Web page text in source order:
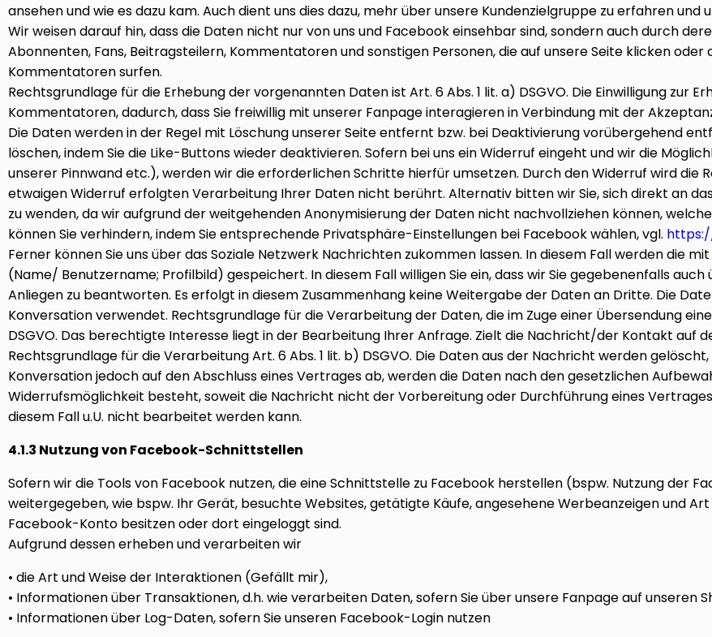
ansehen und wie es dazu kam. Auch dient uns dies dazu, mehr über unsere Kundenzielgruppe zu erfahren
Wir weisen darauf hin, dass die Daten nicht nur von uns und Facebook einsehbar sind, sondern auch durch
Abonnenten, Fans, Beitragsteilern, Kommentatoren und sonstigen Personen, die auf unsere Seite klicken
Kommentatoren surfen.
Rechtsgrundlage für die Erhebung der vorgenannten Daten ist Art. 6 Abs. 1 lit. a) DSGVO. Die Einwilligung zur
Kommentatoren, dadurch, dass Sie freiwillig mit unserer Fanpage interagieren in Verbindung mit der
Die Daten werden in der Regel mit Löschung unserer Seite entfernt bzw. bei Deaktivierung vorübergehend
löschen, indem Sie die Like-Buttons wieder deaktivieren. Sofern bei uns ein Widerruf eingeht und wir die
unserer Pinnwand etc.), werden wir die erforderlichen Schritte hierfür umsetzen. Durch den Widerruf wird die
etwaigen Widerruf erfolgten Verarbeitung Ihrer Daten nicht berührt. Alternativ bitten wir Sie, sich direkt an
zu wenden, da wir aufgrund der weitgehenden Anonymisierung der Daten nicht nachvollziehen können,
können Sie verhindern, indem Sie entsprechende Privatsphäre-Einstellungen bei Facebook wählen, vgl.
Ferner können Sie uns über das Soziale Netzwerk Nachrichten zukommen lassen. In diesem Fall werden die
(Name/ Benutzername; Profilbild) gespeichert. In diesem Fall willigen Sie ein, dass wir Sie gegebenenfalls
Anliegen zu beantworten. Es erfolgt in diesem Zusammenhang keine Weitergabe der Daten an Dritte. Die
Konversation verwendet. Rechtsgrundlage für die Verarbeitung der Daten, die im Zuge einer Übersendung
DSGVO. Das berechtigte Interesse liegt in der Bearbeitung Ihrer Anfrage. Zielt die Nachricht/der Kontakt auf
Rechtsgrundlage für die Verarbeitung Art. 6 Abs. 1 lit. b) DSGVO. Die Daten aus der Nachricht werden
Konversation jedoch auf den Abschluss eines Vertrages ab, werden die Daten nach den gesetzlichen
Widerrufsmöglichkeit besteht, soweit die Nachricht nicht der Vorbereitung oder Durchführung eines
diesem Fall u.U. nicht bearbeitet werden kann.
4.1.3 Nutzung von Facebook-Schnittstellen
Sofern wir die Tools von Facebook nutzen, die eine Schnittstelle zu Facebook herstellen (bspw. Nutzung der
weitergegeben, wie bspw. Ihr Gerät, besuchte Websites, getätigte Käufe, angesehene Werbeanzeigen und
Facebook-Konto besitzen oder dort eingeloggt sind.
Aufgrund dessen erheben und verarbeiten wir
• die Art und Weise der Interaktionen (Gefällt mir),
• Informationen über Transaktionen, d.h. wie verarbeiten Daten, sofern Sie über unsere Fanpage auf unseren
• Informationen über Log-Daten, sofern Sie unseren Facebook-Login nutzen